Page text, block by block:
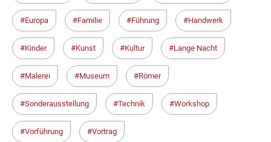
Europa Familie Führung Handwerk
Kinder Kunst Kultur Lange Nacht
Malerei Museum Römer
Sonderausstellung Technik Workshop
Vorführung Vortrag